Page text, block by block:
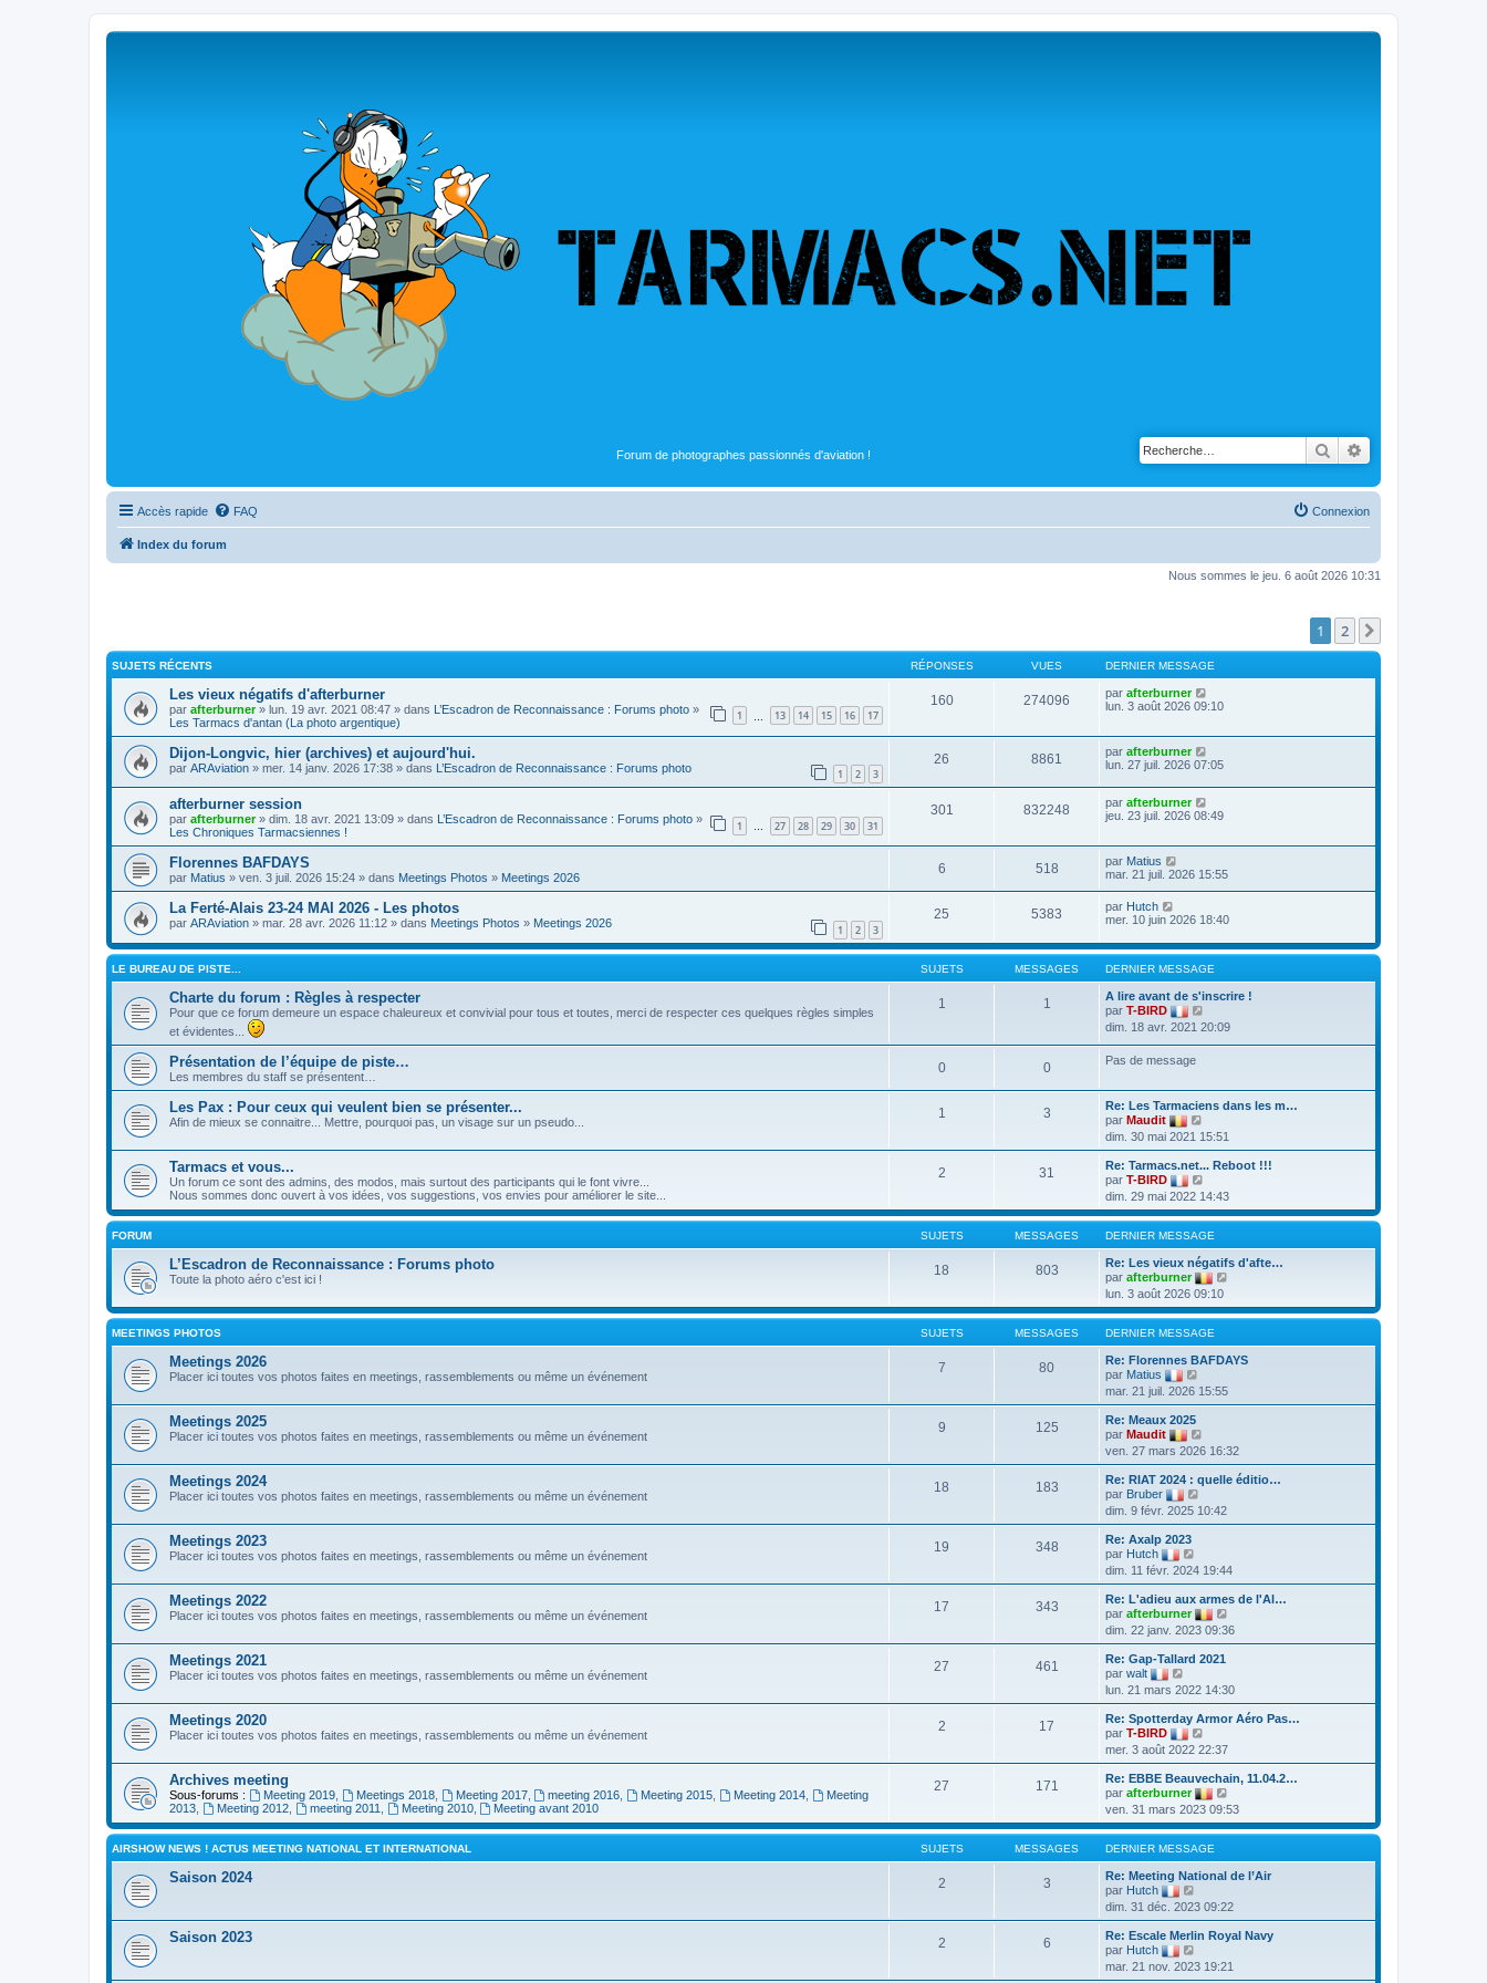
Forum de photographes passionnés d'aviation ! Rechercher
Accès rapide FAQ Connexion
Index du forum
Nous sommes le jeu. 6 août 2026 10:31
1 2
SUJETS RÉCENTS RÉPONSES VUES DERNIER MESSAGE
Les vieux négatifs d'afterburner
1 13 14 15 16 17
par afterburner» lun. 19 avr. 2021 08:47 » dans L’Escadron de Reconnaissance : Forums photo »
Les Tarmacs d'antan (La photo argentique)
160 274096 par afterburner
lun. 3 août 2026 09:10
Dijon-Longvic, hier (archives) et aujourd'hui.
1 2 3
par ARAviation » mer. 14 janv. 2026 17:38 » dans L’Escadron de Reconnaissance : Forums photo
26 8861 par afterburner
lun. 27 juil. 2026 07:05
afterburner session
1 … 27 28 29 30 31
par afterburner» dim. 18 avr. 2021 13:09 » dans L’Escadron de Reconnaissance : Forums photo »
Les Chroniques Tarmacsiennes !
301 832248 par afterburner
jeu. 23 juil. 2026 08:49
Florennes BAFDAYS
par Matius » ven. 3 juil. 2026 15:24 » dans Meetings Photos » Meetings 2026
6 518 par Matius
mar. 21 juil. 2026 15:55
La Ferté-Alais 23-24 MAI 2026 - Les photos
1 2 3
par ARAviation » mar. 28 avr. 2026 11:12 » dans Meetings Photos » Meetings 2026
25 5383 par Hutch
mer. 10 juin 2026 18:40
LE BUREAU DE PISTE... SUJETS MESSAGES DERNIER MESSAGE
Charte du forum : Règles à respecter
Pour que ce forum demeure un espace chaleureux et convivial pour tous et toutes, merci de respecter ces quelques règles simples
et évidentes...
1 1
A lire avant de s'inscrire !
par T-BIRD
o
i
r
d
e
i
e
r
e
s
s
a
g
e
dim. 18 avr. 2021 20:09
Présentation de l’équipe de piste…
Les membres du staff se présentent…
0 0 Pas de message
Les Pax : Pour ceux qui veulent bien se présenter...
Afin de mieux se connaitre... Mettre, pourquoi pas, un visage sur un pseudo...
1 3
Re: Les Tarmaciens dans les m…
par Maudit
o
i
l
d
e
r
n
i
e
r
m
e
s
s
a
g
dim. 30 mai 2021 15:51
Tarmacs et vous...
Un forum ce sont des admins, des modos, mais surtout des participants qui le font vivre...
Nous sommes donc ouvert à vos idées, vos suggestions, vos envies pour améliorer le site...
2 31
Re: Tarmacs.net... Reboot !!!
par T-BIRD
o
i
r
l
d
e
r
n
i
r
m
e
s
a
dim. 29 mai 2022 14:43
FORUM SUJETS MESSAGES DERNIER MESSAGE
L’Escadron de Reconnaissance : Forums photo
Toute la photo aéro c'est ici !
18 803
Re: Les vieux négatifs d'afte…
par afterburner
r
d
e
i
m
e
s
s
e
lun. 3 août 2026 09:10
MEETINGS PHOTOS SUJETS MESSAGES DERNIER MESSAGE
Meetings 2026
Placer ici toutes vos photos faites en meetings, rassemblements ou même un événement
7 80
Re: Florennes BAFDAYS
par Matius
o
i
e
d
e
r
i
e
s
s
a
g
e
mar. 21 juil. 2026 15:55
Meetings 2025
Placer ici toutes vos photos faites en meetings, rassemblements ou même un événement
9 125
Re: Meaux 2025
par Maudit
o
i
l
d
e
i
e
m
e
s
s
a
e
ven. 27 mars 2026 16:32
Meetings 2024
Placer ici toutes vos photos faites en meetings, rassemblements ou même un événement
18 183
Re: RIAT 2024 : quelle éditio…
par Bruber
o
i
d
e
r
n
i
e
r
m
s
s
a
g
e
dim. 9 févr. 2025 10:42
Meetings 2023
Placer ici toutes vos photos faites en meetings, rassemblements ou même un événement
19 348
Re: Axalp 2023
par Hutch
o
i
l
e
d
e
r
i
e
r
m
e
s
s
a
g
e
dim. 11 févr. 2024 19:44
Meetings 2022
Placer ici toutes vos photos faites en meetings, rassemblements ou même un événement
17 343
Re: L'adieu aux armes de l'Al…
par afterburner
o
i
d
e
r
r
m
s
s
a
e
dim. 22 janv. 2023 09:36
Meetings 2021
Placer ici toutes vos photos faites en meetings, rassemblements ou même un événement
27 461
Re: Gap-Tallard 2021
par walt
o
i
l
e
d
e
r
n
i
e
r
m
s
s
a
g
e
lun. 21 mars 2022 14:30
Meetings 2020
Placer ici toutes vos photos faites en meetings, rassemblements ou même un événement
2 17
Re: Spotterday Armor Aéro Pas…
par T-BIRD
o
i
l
e
d
e
r
n
i
e
m
e
s
s
g
mer. 3 août 2022 22:37
Archives meeting
Sous-forums : Meeting 2019, Meetings 2018, Meeting 2017, meeting 2016 Meeting 2015 Meeting 2014
Meeting
2013
Meeting 2012, meeting 2011 Meeting 2010, Meeting avant 2010
27 171
Re: EBBE Beauvechain, 11.04.2…
par afterburner
o
i
r
d
e
n
i
e
m
e
ven. 31 mars 2023 09:53
AIRSHOW NEWS ! ACTUS MEETING NATIONAL ET INTERNATIONAL SUJETS MESSAGES DERNIER MESSAGE
Saison 2024 2 3
Re: Meeting National de l’Air
par Hutch
o
i
r
l
d
dim. 31 déc. 2023 09:22
Saison 2023 2 6
Re: Escale Merlin Royal Navy
par Hutch
o
i
mar. 21 nov. 2023 19:21